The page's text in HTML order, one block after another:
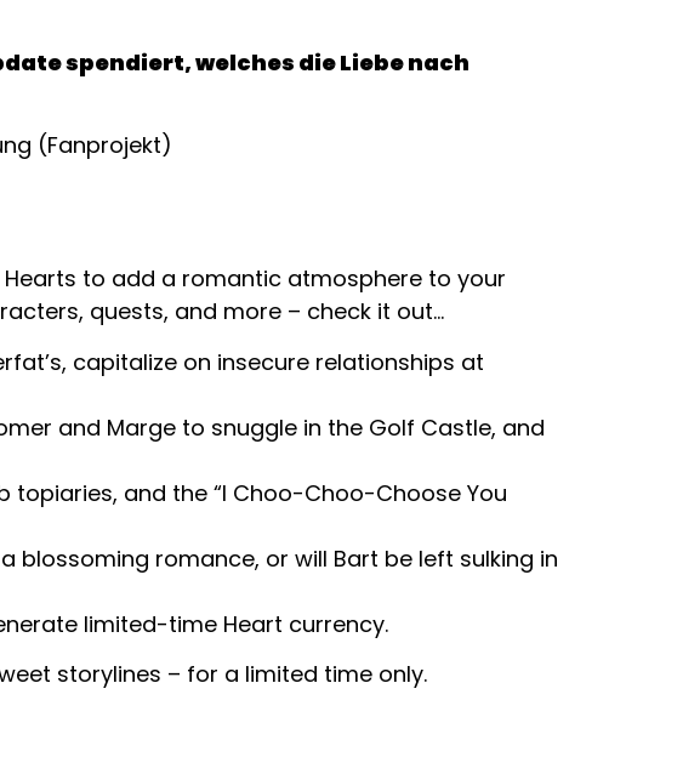
spendiert, welches die Liebe nach
to add a romantic atmosphere to your
quests, and more – check it out…
capitalize on insecure relationships at
and Marge to snuggle in the Golf Castle, and
topiaries, and the “I Choo-Choo-Choose You
blossoming romance, or will Bart be left sulking in
limited-time Heart currency.
storylines – for a limited time only.